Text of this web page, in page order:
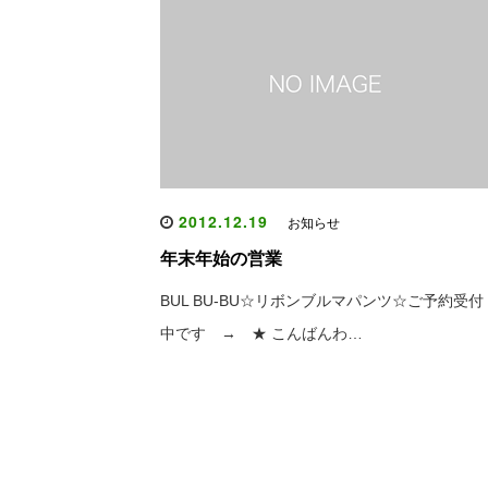
2012.12.19 お知らせ
年末年始の営業
BUL BU-BU☆リボンブルマパンツ☆ご予約受付
中です → ★ こんばんわ…